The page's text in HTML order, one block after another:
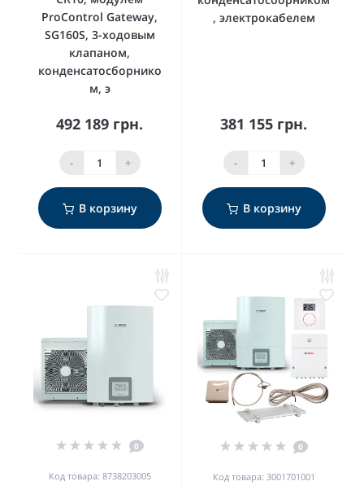
ProControl Gateway,
SG160S, 3-ходовым
клапаном,
конденсатосборнико
м, э
492 189 грн.
- +
В корзину
, электрокабелем
381 155 грн.
- +
В корзину
0
Код товара: 8738203005
0
Код товара: 3001701001